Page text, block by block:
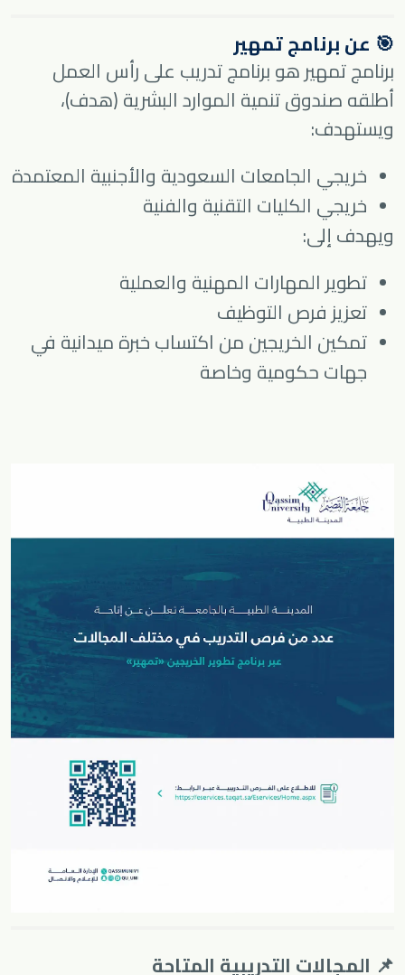
🎯 عن برنامج تمهير
برنامج تمهير هو برنامج تدريب على رأس العمل
أطلقه صندوق تنمية الموارد البشرية (هدف)،
ويستهدف:
خريجي الجامعات السعودية والأجنبية المعتمدة
خريجي الكليات التقنية والفنية
ويهدف إلى:
تطوير المهارات المهنية والعملية
تعزيز فرص التوظيف
تمكين الخريجين من اكتساب خبرة ميدانية في
جهات حكومية وخاصة
📌 المجالات التدريبية المتاحة